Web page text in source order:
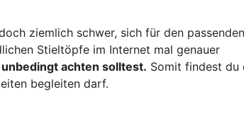
ziemlich schwer, sich für den
Stieltöpfe im Internet mal genauer
achten solltest. Somit findest du
begleiten darf.